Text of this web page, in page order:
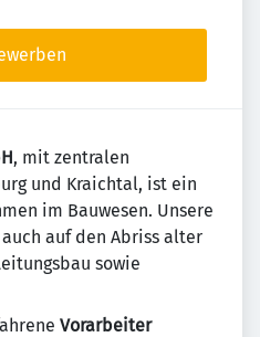
, mit zentralen
und Kraichtal, ist ein
im Bauwesen. Unsere
auf den Abriss alter
sowie
Vorarbeiter